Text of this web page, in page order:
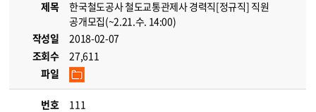
제목
한국철도공사 철도교통관제사 경력직[정규직] 직원
공개모집(~2.21.수. 14:00)
작성일
2018-02-07
조회수
27,611
파일
번호
111